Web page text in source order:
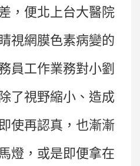
，便北上台大醫院
視網膜色素病變的
員工作業務對小劉
了視野縮小、造成
使再認真，也漸漸
燈，或是即便拿在